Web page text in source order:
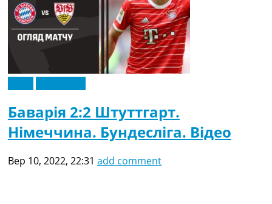
Баварія 2:2 Штуттгарт.
Німеччина. Бундесліга. Відео
Вер 10, 2022, 22:31 add comment